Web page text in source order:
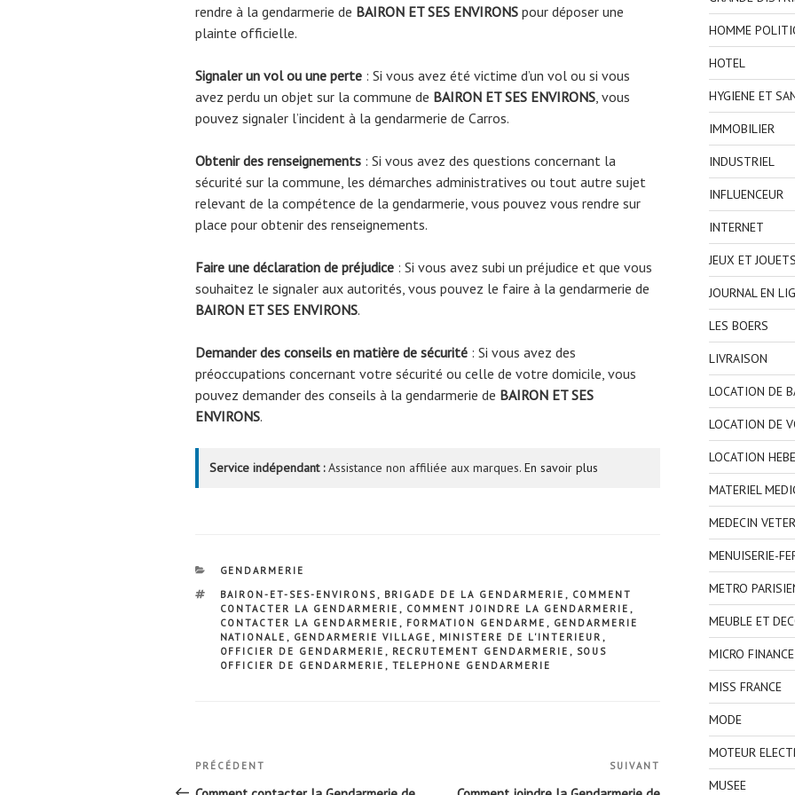
rendre à la gendarmerie de BAIRON ET SES ENVIRONS pour déposer une
plainte officielle.
Signaler un vol ou une perte : Si vous avez été victime d’un vol ou si vous
avez perdu un objet sur la commune de BAIRON ET SES ENVIRONS , vous
pouvez signaler l’incident à la gendarmerie de Carros.
Obtenir des renseignements : Si vous avez des questions concernant la
sécurité sur la commune, les démarches administratives ou tout autre sujet
relevant de la compétence de la gendarmerie, vous pouvez vous rendre sur
place pour obtenir des renseignements.
Faire une déclaration de préjudice : Si vous avez subi un préjudice et que vous
souhaitez le signaler aux autorités, vous pouvez le faire à la gendarmerie de
BAIRON ET SES ENVIRONS.
Demander des conseils en matière de sécurité : Si vous avez des
préoccupations concernant votre sécurité ou celle de votre domicile, vous
pouvez demander des conseils à la gendarmerie de BAIRON ET SES
ENVIRONS.
Service indépendant :Assistance non affiliée aux marques. En savoir plus
CATÉGORIES
GENDARMERIE
ÉTIQUETTES
BAIRON-ET-SES-ENVIRONS , BRIGADE DE LA GENDARMERIE , COMMENT
CONTACTER LA GENDARMERIE , COMMENT JOINDRE LA GENDARMERIE ,
CONTACTER LA GENDARMERIE , FORMATION GENDARME , GENDARMERIE
NATIONALE , GENDARMERIE VILLAGE , MINISTERE DE L'INTERIEUR ,
OFFICIER DE GENDARMERIE , RECRUTEMENT GENDARMERIE , SOUS
OFFICIER DE GENDARMERIE , TELEPHONE GENDARMERIE
Navigation
Article
précédent
PRÉCÉDENT
suivant
SUIVANT
HOMME
HOTEL
HYGIENE ET
IMMOBILIER
INDUSTRIEL
INFLUENCEUR
INTERNET
JEUX ET JOUETS
JOURNAL EN
LES BOERS
LIVRAISON
LOCATION DE
LOCATION DE
LOCATION
MATERIEL
MEDECIN
MENUISERIE-
METRO
MEUBLE ET
MICRO FINANCE
MISS FRANCE
MODE
MOTEUR
MUSEE